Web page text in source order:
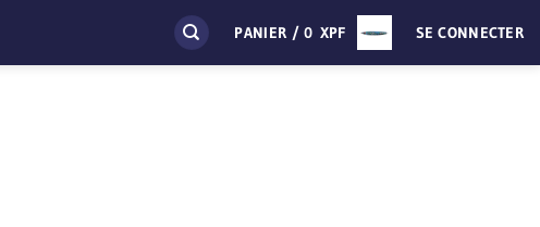
PANIER /0 XPF SE CONNECTER